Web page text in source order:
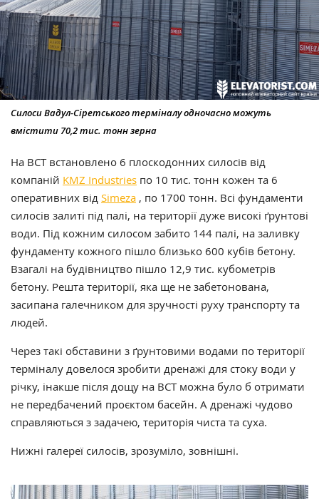
Силоси Вадул-Сіретського терміналу одночасно можуть
вмістити 70,2 тис. тонн зерна
На ВСТ встановлено 6 плоскодонних силосів від
компаній KMZ Industries по 10 тис. тонн кожен та 6
оперативних від Simeza , по 1700 тонн. Всі фундаменти
силосів залиті під палі, на території дуже високі ґрунтові
води. Під кожним силосом забито 144 палі, на заливку
фундаменту кожного пішло близько 600 кубів бетону.
Взагалі на будівництво пішло 12,9 тис. кубометрів
бетону. Решта території, яка ще не забетонована,
засипана галечником для зручності руху транспорту та
людей.
Через такі обставини з ґрунтовими водами по території
терміналу довелося зробити дренажі для стоку води у
річку, інакше після дощу на ВСТ можна було б отримати
не передбачений проєктом басейн. А дренажі чудово
справляються з задачею, територія чиста та суха.
Нижні галереї силосів, зрозуміло, зовнішні.